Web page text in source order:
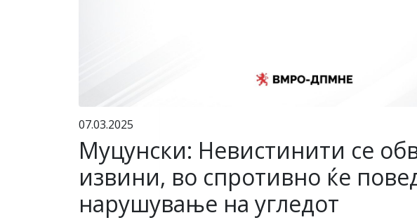
07.03.2025
Муцунски: Невистинити се
извини, во спротивно ќе
нарушување на угледот